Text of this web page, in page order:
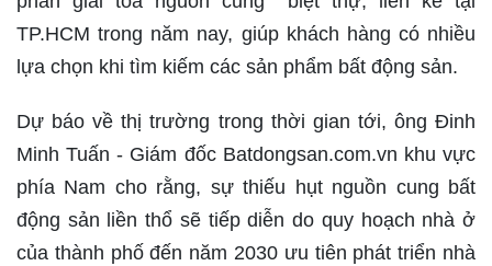
TP.HCM trong năm nay, giúp khách hàng có nhiều
lựa chọn khi tìm kiếm các sản phẩm bất động sản.
Dự báo về thị trường trong thời gian tới, ông Đinh
Minh Tuấn - Giám đốc Batdongsan.com.vn khu vực
phía Nam cho rằng, sự thiếu hụt nguồn cung bất
động sản liền thổ sẽ tiếp diễn do quy hoạch nhà ở
của thành phố đến năm 2030 ưu tiên phát triển nhà